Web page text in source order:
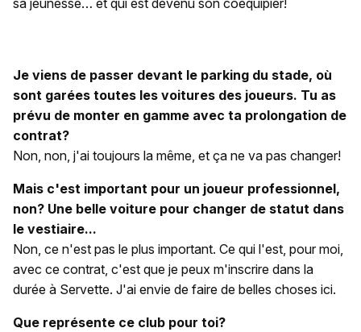
sa jeunesse… et qui est devenu son coéquipier!
Je viens de passer devant le parking du stade, où
sont garées toutes les voitures des joueurs. Tu as
prévu de monter en gamme avec ta prolongation de
contrat?
Non, non, j'ai toujours la même, et ça ne va pas changer!
Mais c'est important pour un joueur professionnel,
non? Une belle voiture pour changer de statut dans
le vestiaire...
Non, ce n'est pas le plus important. Ce qui l'est, pour moi,
avec ce contrat, c'est que je peux m'inscrire dans la
durée à Servette. J'ai envie de faire de belles choses ici.
Que représente ce club pour toi?